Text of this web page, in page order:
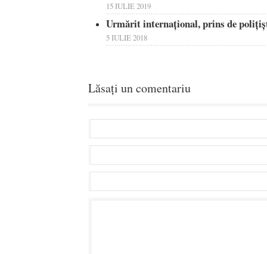
15 IULIE 2019
Urmărit internaţional, prins de
5 IULIE 2018
Lăsați un comentariu